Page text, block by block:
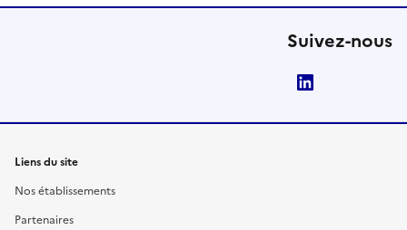
Suivez-nous
Liens du site
Nos établissements
Partenaires